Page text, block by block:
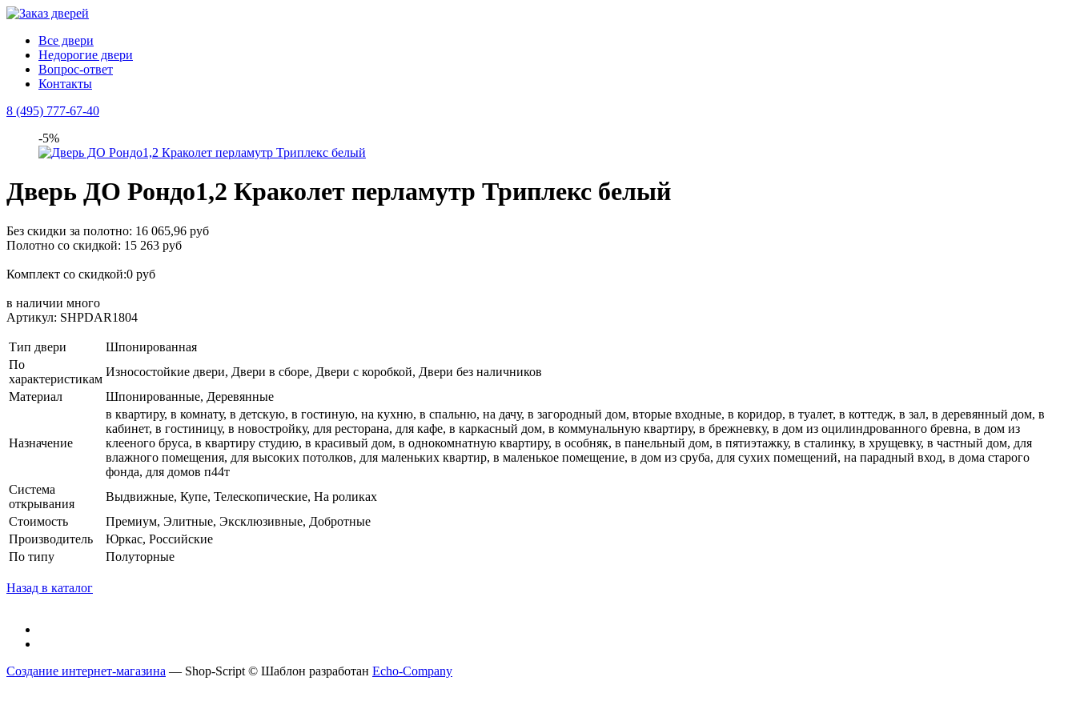
Все двери
Недорогие двери
Вопрос-ответ
Контакты
8 (495) 777-67-40
-5%
Дверь ДО Рондо1,2 Краколет перламутр Триплекс белый
Без скидки за полотно: 16 065,96 руб
Полотно со скидкой: 15 263 руб
Комплект со скидкой:0 руб
в наличии много
Артикул: SHPDAR1804
Тип двери
Шпонированная
По
характеристикам
Износостойкие двери, Двери в сборе, Двери с коробкой, Двери без наличников
Материал
Шпонированные, Деревянные
Назначение
в квартиру, в комнату, в детскую, в гостиную, на кухню, в спальню, на дачу, в загородный дом, вторые входные, в коридор, в туалет, в коттедж, в зал, в деревянный дом, в
кабинет, в гостиницу, в новостройку, для ресторана, для кафе, в каркасный дом, в коммунальную квартиру, в брежневку, в дом из оцилиндрованного бревна, в дом из
клееного бруса, в квартиру студию, в красивый дом, в однокомнатную квартиру, в особняк, в панельный дом, в пятиэтажку, в сталинку, в хрущевку, в частный дом, для
влажного помещения, для высоких потолков, для маленьких квартир, в маленькое помещение, в дом из сруба, для сухих помещений, на парадный вход, в дома старого
фонда, для домов п44т
Система
открывания
Выдвижные, Купе, Телескопические, На роликах
Стоимость
Премиум, Элитные, Эксклюзивные, Добротные
Производитель
Юркас, Российские
По типу
Полуторные
Назад в каталог
Создание интернет-магазина — Shop-Script © Шаблон разработан Echo-Company